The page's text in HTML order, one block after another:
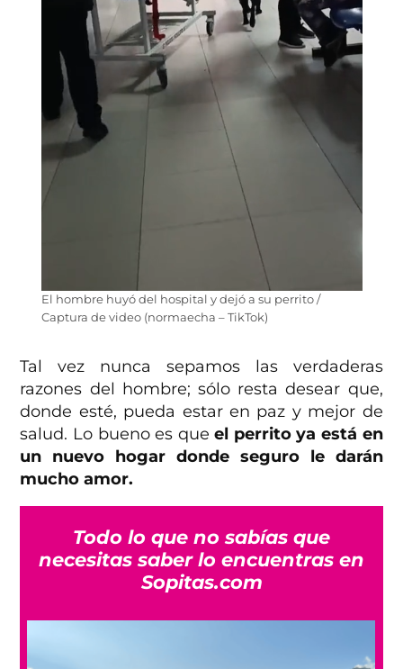
El hombre huyó del hospital y dejó a su perrito /
Captura de video (normaecha – TikTok)
Tal vez nunca sepamos las verdaderas
razones del hombre; sólo resta desear que,
donde esté, pueda estar en paz y mejor de
salud. Lo bueno es queel perrito ya está en
un nuevo hogar donde seguro le darán
mucho amor.
Todo lo que no sabías que
necesitas saber lo encuentras en
Sopitas.com